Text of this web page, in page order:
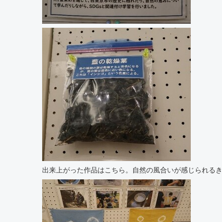
出来上がった作品はこちら。自然の風合いが感じられる